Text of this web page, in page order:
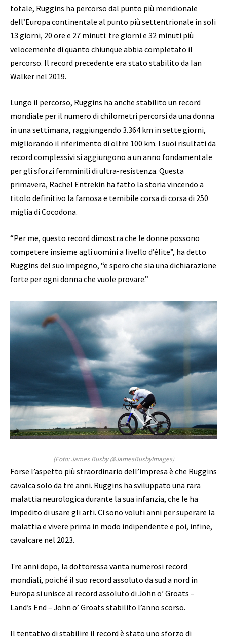
totale, Ruggins ha percorso dal punto più meridionale
dell’Europa continentale al punto più settentrionale in soli
13 giorni, 20 ore e 27 minuti: tre giorni e 32 minuti più
velocemente di quanto chiunque abbia completato il
percorso. Il record precedente era stato stabilito da Ian
Walker nel 2019.
Lungo il percorso, Ruggins ha anche stabilito un record
mondiale per il numero di chilometri percorsi da una donna
in una settimana, raggiungendo 3.364 km in sette giorni,
migliorando il riferimento di oltre 100 km. I suoi risultati da
record complessivi si aggiungono a un anno fondamentale
per gli sforzi femminili di ultra-resistenza. Questa
primavera, Rachel Entrekin ha fatto la storia vincendo a
titolo definitivo la famosa e temibile corsa di corsa di 250
miglia di Cocodona.
“Per me, questo record dimostra che le donne possono
competere insieme agli uomini a livello d’élite”, ha detto
Ruggins del suo impegno, “e spero che sia una dichiarazione
forte per ogni donna che vuole provare.”
(Foto: James Busby @JamesBusbyImages)
Forse l’aspetto più straordinario dell’impresa è che Ruggins
cavalca solo da tre anni. Ruggins ha sviluppato una rara
malattia neurologica durante la sua infanzia, che le ha
impedito di usare gli arti. Ci sono voluti anni per superare la
malattia e vivere prima in modo indipendente e poi, infine,
cavalcare nel 2023.
Tre anni dopo, la dottoressa vanta numerosi record
mondiali, poiché il suo record assoluto da sud a nord in
Europa si unisce al record assoluto di John o’ Groats –
Land’s End – John o’ Groats stabilito l’anno scorso.
Il tentativo di stabilire il record è stato uno sforzo di